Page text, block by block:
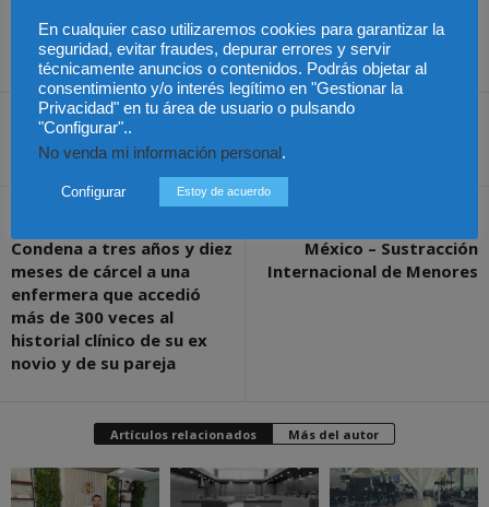
Lo más importante es que se obtengan los servicios legales que se
requieren con una atención esmerada y profesional.
Share
Condena a tres años y diez
meses de cárcel a una
enfermera que accedió
más de 300 veces al
historial clínico de su ex
novio y de su pareja
México – Sustracción
Internacional de Menores
Artículos relacionados Más del autor
En cualquier caso utilizaremos cookies para garantizar la
seguridad, evitar fraudes, depurar errores y servir
técnicamente anuncios o contenidos. Podrás objetar al
consentimiento y/o interés legítimo en "Gestionar la
Privacidad" en tu área de usuario o pulsando
"Configurar"..
No venda mi información personal.
Configurar Estoy de acuerdo